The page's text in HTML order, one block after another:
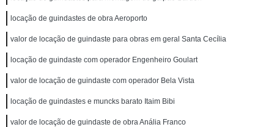
locação de guindastes de obra Aeroporto
valor de locação de guindaste para obras em geral Santa Cecília
locação de guindaste com operador Engenheiro Goulart
valor de locação de guindaste com operador Bela Vista
locação de guindastes e muncks barato Itaim Bibi
valor de locação de guindaste de obra Anália Franco